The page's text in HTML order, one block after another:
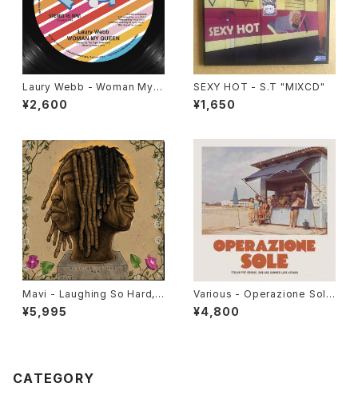
Laury Webb - Woman My
Queen "12"
¥2,600
SEXY HOT - S.T "MIXCD"
¥1,650
Mavi - Laughing So Hard, I
t Hurts "LP"
¥5,995
Various - Operazione Sole
(Italian Pop Reggae, Dub A
nd Summer Love Affairs)"L
¥4,800
CATEGORY